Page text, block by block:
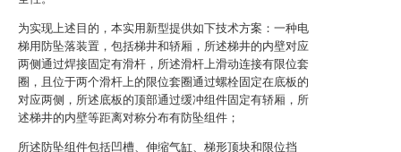
为实现上述目的，本实用新型提供如下技术方案：一种电
梯用防坠落装置，包括梯井和轿厢，所述梯井的内壁对应
两侧通过焊接固定有滑杆，所述滑杆上滑动连接有限位套
圈，且位于两个滑杆上的限位套圈通过螺栓固定在底板的
对应两侧，所述底板的顶部通过缓冲组件固定有轿厢，所
述梯井的内壁等距离对称分布有防坠组件；
所述防坠组件包括凹槽、伸缩气缸、梯形顶块和限位挡